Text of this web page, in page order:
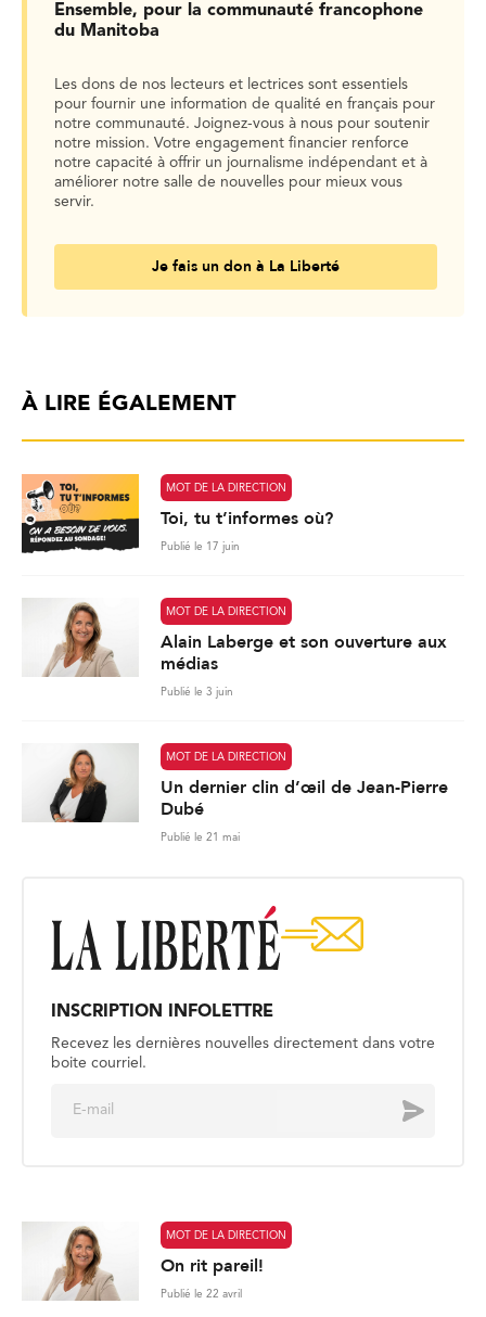
Ensemble, pour la communauté francophone
du Manitoba
Les dons de nos lecteurs et lectrices sont essentiels
pour fournir une information de qualité en français pour
notre communauté. Joignez-vous à nous pour soutenir
notre mission. Votre engagement financier renforce
notre capacité à offrir un journalisme indépendant et à
améliorer notre salle de nouvelles pour mieux vous
servir.
Je fais un don à La Liberté
À LIRE ÉGALEMENT
MOT DE LA DIRECTION
Toi, tu t’informes où?
Publié le 17 juin
MOT DE LA DIRECTION
Alain Laberge et son ouverture aux
médias
Publié le 3 juin
MOT DE LA DIRECTION
Un dernier clin d’œil de Jean-Pierre
Dubé
Publié le 21 mai
INSCRIPTION INFOLETTRE
Recevez les dernières nouvelles directement dans votre
boite courriel.
Envoyer
MOT DE LA DIRECTION
On rit pareil!
Publié le 22 avril